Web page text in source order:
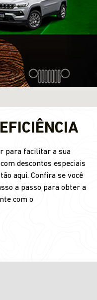
para facilitar a sua
descontos especiais
aqui. Confira se você
a passo para obter a
com o